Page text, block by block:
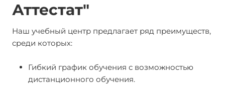
Аттестат"
Наш учебный центр предлагает ряд преимуществ,
среди которых:
Гибкий график обучения с возможностью
дистанционного обучения.